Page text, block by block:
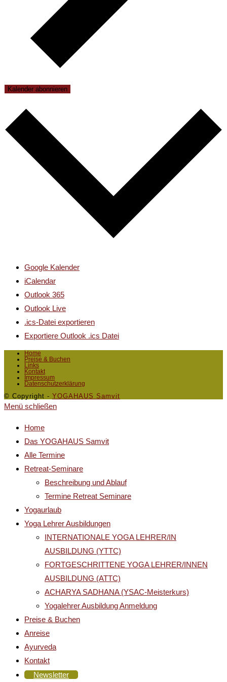
Kalender abonnieren
Google Kalender
iCalendar
Outlook 365
Outlook Live
.ics-Datei exportieren
Exportiere Outlook .ics Datei
Home
Preise & Buchen
Links
Kontakt
Impressum
Datenschutzerklärung
© Copyright - YOGAHAUS Samvit
Menü schließen
Home
Das YOGAHAUS Samvit
Alle Termine
Retreat-Seminare
Beschreibung und Ablauf
Termine Retreat Seminare
Yogaurlaub
Yoga Lehrer Ausbildungen
INTERNATIONALE YOGA LEHRER/IN
AUSBILDUNG (YTTC)
FORTGESCHRITTENE YOGA LEHRER/INNEN
AUSBILDUNG (ATTC)
ACHARYA SADHANA (YSAC-Meisterkurs)
Yogalehrer Ausbildung Anmeldung
Preise & Buchen
Anreise
Ayurveda
Kontakt
Newsletter